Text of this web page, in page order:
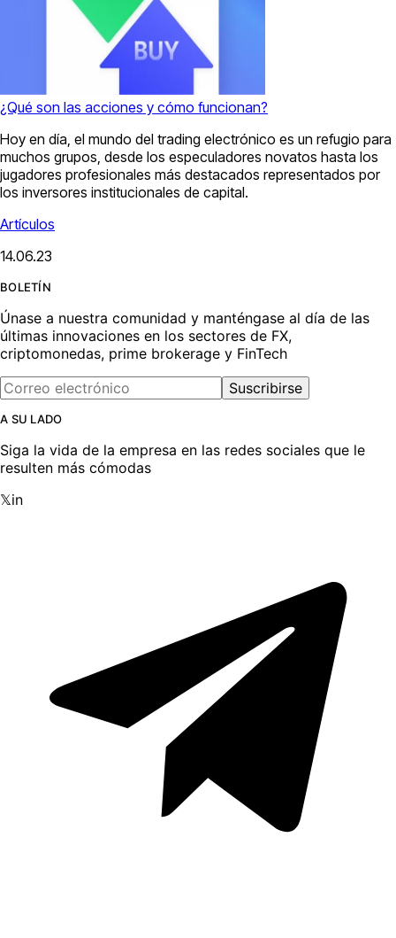
¿Qué son las acciones y cómo funcionan?
Hoy en día, el mundo del trading electrónico es un refugio para
muchos grupos, desde los especuladores novatos hasta los
jugadores profesionales más destacados representados por
los inversores institucionales de capital.
Artículos
14.06.23
BOLETÍN
Únase a nuestra comunidad y manténgase al día de las
últimas innovaciones en los sectores de FX,
criptomonedas, prime brokerage y FinTech
Suscribirse
A SU LADO
Siga la vida de la empresa en las redes sociales que le
resulten más cómodas
𝕏in